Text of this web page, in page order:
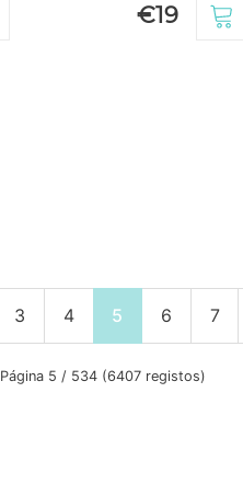
€19
3 4 5 6 7
Página 5 / 534 (6407 registos)